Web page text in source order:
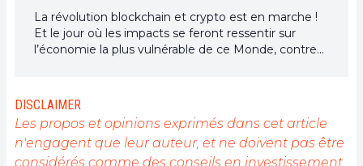
La révolution blockchain et crypto est en marche !
Et le jour où les impacts se feront ressentir sur
l’économie la plus vulnérable de ce Monde, contre
DISCLAIMER
Les propos et opinions exprimés dans cet article
n'engagent que leur auteur, et ne doivent pas être
considérés comme des conseils en investissement.